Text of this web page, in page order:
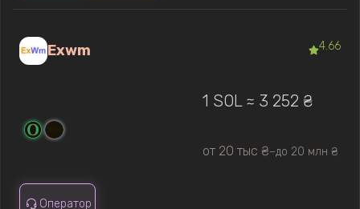
Exwm 4.66
1 SOL ≈ 3 252 ₴
от 20 тыс ₴—до 20 млн ₴
Оператор